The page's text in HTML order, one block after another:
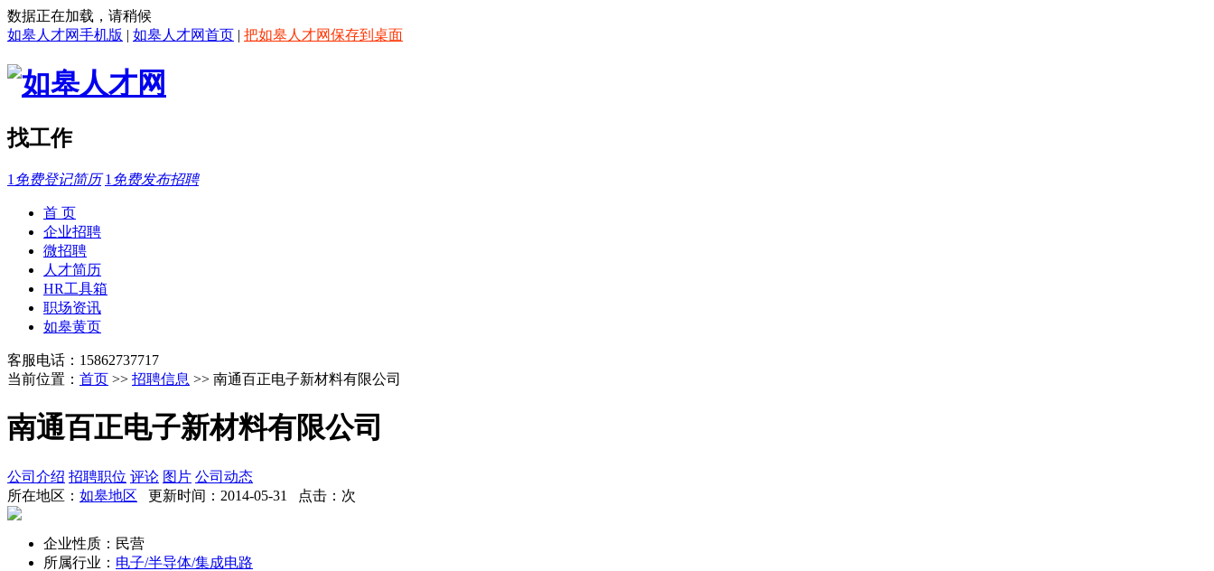
数据正在加载，请稍候
如皋人才网手机版 | 如皋人才网首页 | 把如皋人才网保存到桌面
找工作
1 免费登记简历 1 免费发布招聘
首 页
企业招聘
微招聘
人才简历
HR工具箱
职场资讯
如皋黄页
客服电话：15862737717
当前位置： 首页 >> 招聘信息 >> 南通百正电子新材料有限公司
南通百正电子新材料有限公司
公司介绍 招聘职位 评论 图片 公司动态
所在地区： 如皋地区 更新时间：2014-05-31 点击： 次
企业性质：民营
所属行业： 电子/半导体/集成电路